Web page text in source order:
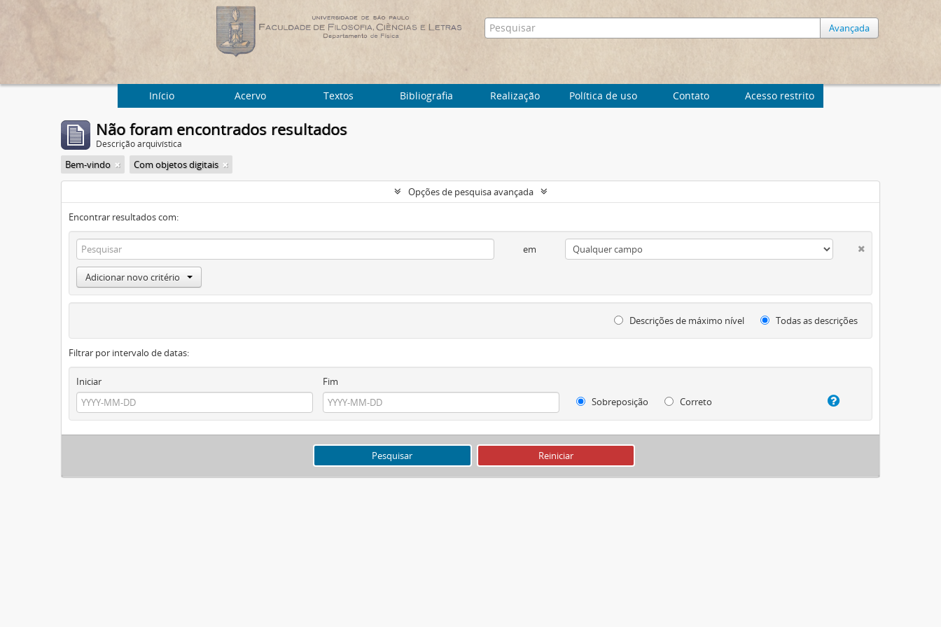
Avançada
Início Acervo Textos Bibliografia Realização Política de uso Contato Acesso restrito
Não foram encontrados resultados
Descrição arquivística
Bem-vindo Com objetos digitais
Opções de pesquisa avançada
Encontrar resultados com:
em
Adicionar novo critério
Descrições de máximo nível Todas as descrições
Filtrar por intervalo de datas:
Iniciar
Fim
Sobreposição
Correto